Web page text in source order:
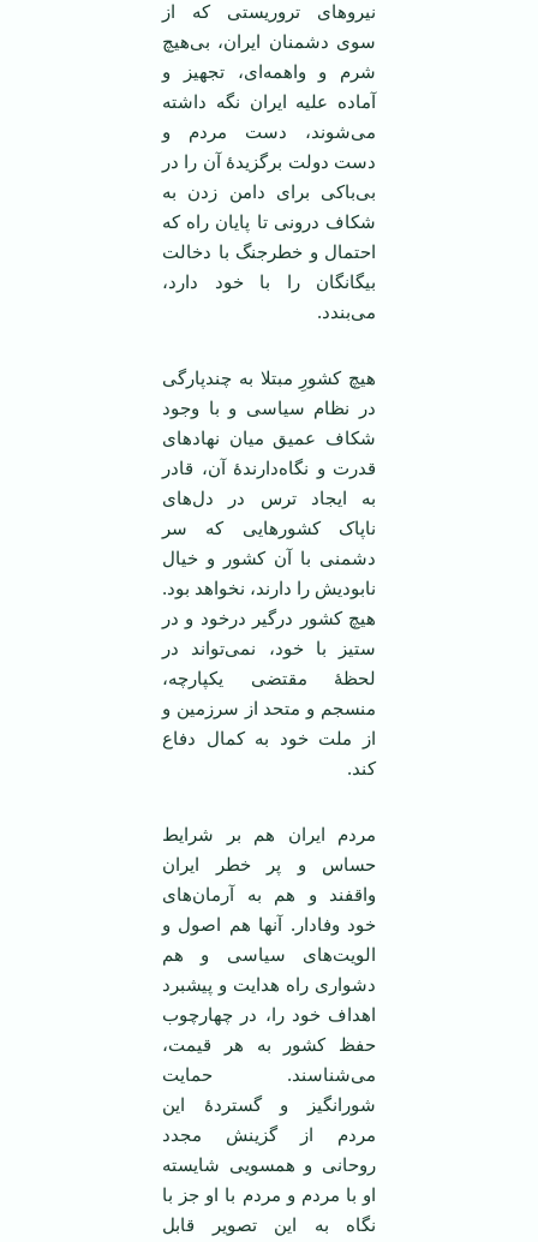
نیروهای تروریستی که از
سوی دشمنان ایران، بی‌هیچ
شرم و واهمه‌ای، تجهیز و
آماده علیه ایران نگه داشته
می‌شوند، دست مردم و
دست دولت برگزیدۀ آن را در
بی‌باکی برای دامن زدن به
شکاف درونی تا پایان راه که
احتمال و خطرجنگ با دخالت
بیگانگان را با خود دارد،
می‌بندد.
هیچ کشورِ مبتلا به چندپارگی
در نظام سیاسی و با وجود
شکاف عمیق میان نهادهای
قدرت و نگاه‌دارندۀ آن، قادر
به ایجاد ترس در دل‌های
ناپاک کشورهایی که سر
دشمنی با آن کشور و خیال
نابودیش را دارند، نخواهد بود.
هیچ کشور درگیر درخود و در
ستیز با خود، نمی‌تواند در
لحظۀ مقتضی یکپارچه،
منسجم و متحد از سرزمین و
از ملت خود به کمال دفاع
کند.
مردم ایران هم بر شرایط
حساس و پر خطر ایران
واقفند و هم به آرمان‌های
خود وفادار. آنها هم اصول و
الویت‌های سیاسی و هم
دشواری راه هدایت و پیشبرد
اهداف خود را، در چهارچوب
حفظ کشور به هر قیمت،
می‌شناسند. حمایت
شورانگیز و گستردۀ این
مردم از گزینش مجدد
روحانی و همسویی شایسته
او با مردم و مردم با او جز با
نگاه به این تصویر قابل